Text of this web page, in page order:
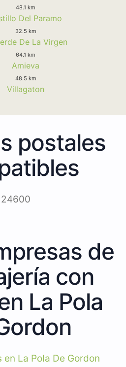
48.1 km
Del Paramo
32.5 km
De La Virgen
64.1 km
Amieva
48.5 km
Villagaton
postales
24600
de
con
La Pola
en La Pola De Gordon